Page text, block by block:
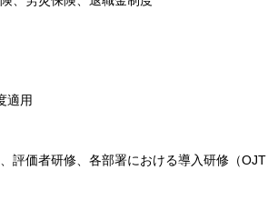
適用
評価者研修、各部署における導入研修（